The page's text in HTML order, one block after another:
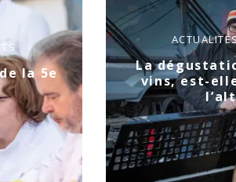
la 5e
La
vins, est-